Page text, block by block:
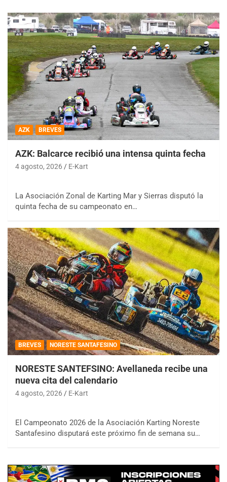
AZK BREVES
AZK: Balcarce recibió una intensa quinta fecha
4 agosto, 2026 E-Kart
La Asociación Zonal de Karting Mar y Sierras disputó la
quinta fecha de su campeonato en…
BREVES NORESTE SANTAFESINO
NORESTE SANTEFSINO: Avellaneda recibe una
nueva cita del calendario
4 agosto, 2026 E-Kart
El Campeonato 2026 de la Asociación Karting Noreste
Santafesino disputará este próximo fin de semana su…